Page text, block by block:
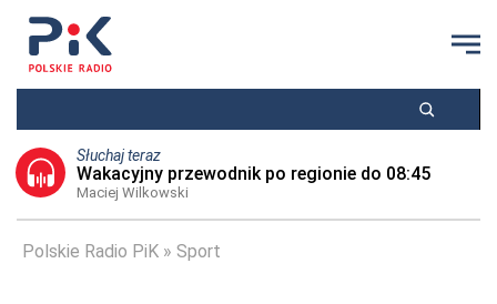
Słuchaj teraz
Wakacyjny przewodnik po regionie do 08:45
Maciej Wilkowski
Polskie Radio PiK Sport